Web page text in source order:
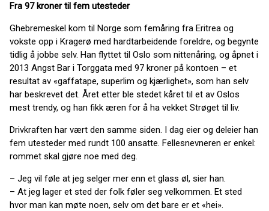
Fra 97 kroner til fem utesteder
Ghebremeskel kom til Norge som femåring fra Eritrea og
vokste opp i Kragerø med hardtarbeidende foreldre, og begynte
tidlig å jobbe selv. Han flyttet til Oslo som nittenåring, og åpnet i
2013 Angst Bar i Torggata med 97 kroner på kontoen – et
resultat av «gaffatape, superlim og kjærlighet», som han selv
har beskrevet det. Året etter ble stedet kåret til et av Oslos
mest trendy, og han fikk æren for å ha vekket Strøget til liv.
Drivkraften har vært den samme siden. I dag eier og deleier han
fem utesteder med rundt 100 ansatte. Fellesnevneren er enkel:
rommet skal gjøre noe med deg.
– Jeg vil føle at jeg selger mer enn et glass øl, sier han.
– At jeg lager et sted der folk føler seg velkommen. Et sted
hvor man kan møte noen, selv om det bare er et «hei».